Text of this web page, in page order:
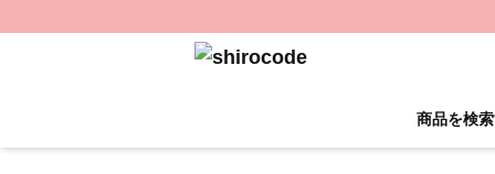
商品を検